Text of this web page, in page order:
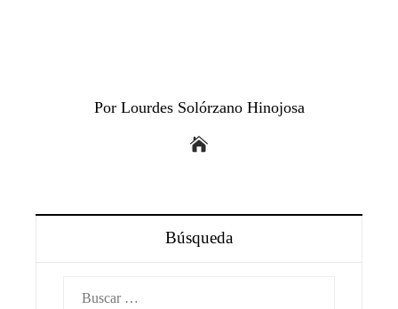
Por Lourdes Solórzano Hinojosa
Búsqueda